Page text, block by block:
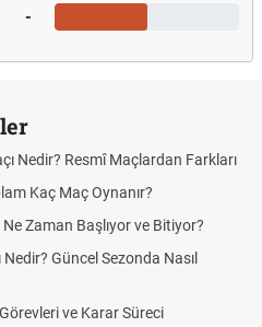
-
Nedir? Resmî Maçlardan Farkları
Kaç Maç Oynanır?
Zaman Başlıyor ve Bitiyor?
Güncel Sezonda Nasıl
Görevleri ve Karar Süreci